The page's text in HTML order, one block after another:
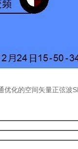
化的空间矢量正弦波